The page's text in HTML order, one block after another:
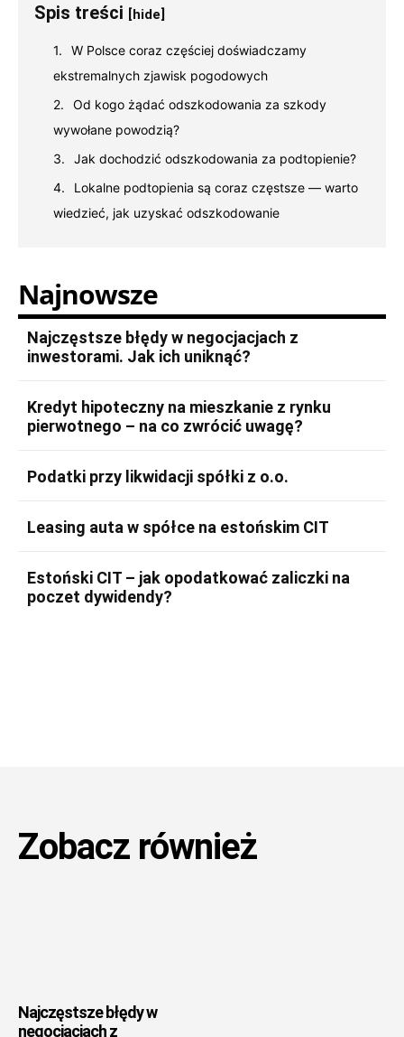
Spis treści [hide]
W Polsce coraz częściej doświadczamy
ekstremalnych zjawisk pogodowych
Od kogo żądać odszkodowania za szkody
wywołane powodzią?
Jak dochodzić odszkodowania za podtopienie?
Lokalne podtopienia są coraz częstsze — warto
wiedzieć, jak uzyskać odszkodowanie
Najnowsze
Najczęstsze błędy w negocjacjach z
inwestorami. Jak ich uniknąć?
Kredyt hipoteczny na mieszkanie z rynku
pierwotnego – na co zwrócić uwagę?
Podatki przy likwidacji spółki z o.o.
Leasing auta w spółce na estońskim CIT
Estoński CIT – jak opodatkować zaliczki na
poczet dywidendy?
Zobacz również
Najczęstsze błędy w
negocjacjach z